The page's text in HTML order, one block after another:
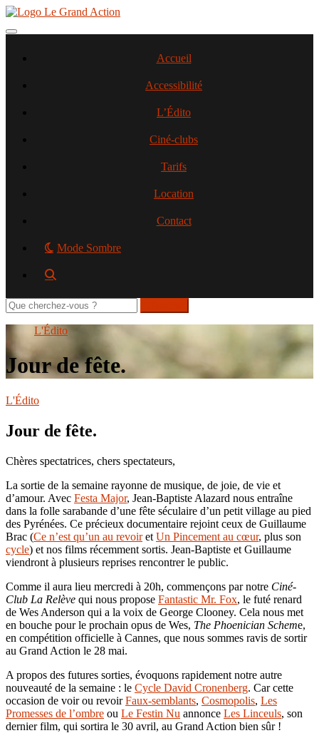
Aller
contenu
Toggle navigation
Accueil
Accessibilité
L’Édito
Ciné-clubs
Tarifs
Location
Contact
Mode Sombre
Rechercher
sur
le
L'Édito
Jour de fête.
L'Édito
Jour de fête.
Chères spectatrices, chers spectateurs,
La sortie de la semaine rayonne de musique, de joie, de vie et
d’amour. Avec Festa Major, Jean-Baptiste Alazard nous entraîne
dans la folle sarabande d’une fête séculaire d’un petit village au pied
des Pyrénées. Ce précieux documentaire rejoint ceux de Guillaume
Brac (Ce n’est qu’un au revoiret Un Pincement au cœur, plus son
cycle) et nos films récemment sortis. Jean-Baptiste et Guillaume
viendront à plusieurs reprises rencontrer le public.
Comme il aura lieu mercredi à 20h, commençons par notre Ciné-
Club La Relève qui nous propose Fantastic Mr. Fox, le futé renard
de Wes Anderson qui a la voix de George Clooney. Cela nous met
en bouche pour le prochain opus de Wes, The Phoenician Scheme,
en compétition officielle à Cannes, que nous sommes ravis de sortir
au Grand Action le 28 mai.
A propos des futures sorties, évoquons rapidement notre autre
nouveauté de la semaine : le Cycle David Cronenberg. Car cette
occasion de voir ou revoirFaux-semblants, Cosmopolis, Les
Promesses de l’ombre ou Le Festin Nu annonce Les Linceuls, son
dernier film, qui sortira le 30 avril, au Grand Action bien sûr !